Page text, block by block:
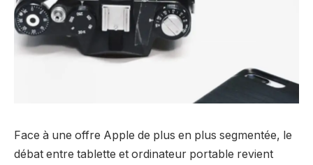
Face à une offre Apple de plus en plus segmentée, le
débat entre tablette et ordinateur portable revient